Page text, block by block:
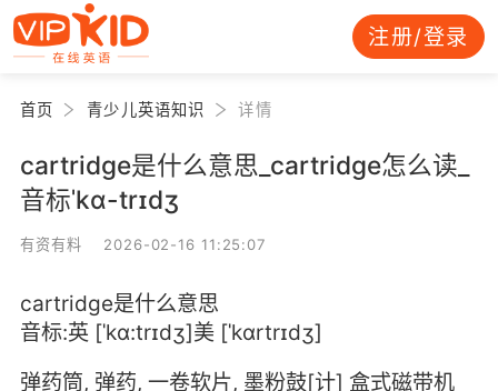
注册/登录
首页 青少儿英语知识 详情
cartridge是什么意思_cartridge怎么读_
音标ˈkɑ-trɪdʒ
有资有料 2026-02-16 11:25:07
cartridge是什么意思
音标:英 [ˈkɑ:trɪdʒ]美 [ˈkɑrtrɪdʒ]
弹药筒, 弹药, 一卷软片, 墨粉鼓[计] 盒式磁带机